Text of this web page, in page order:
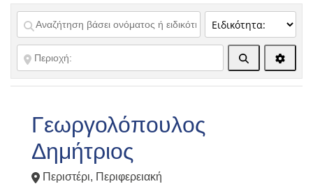
Αναζήτηση
Γεωργολόπουλος
Δημήτριος
Περιστέρι, Περιφερειακή